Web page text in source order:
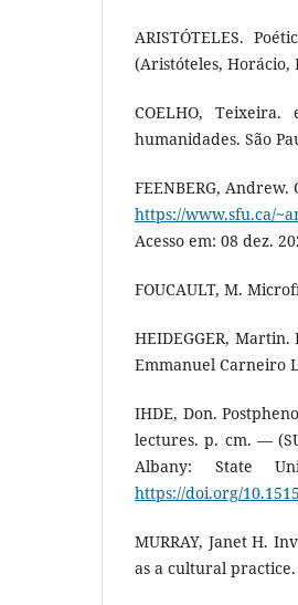
ARISTÓTELES.
(Aristóteles, Horácio,
COELHO,
humanidades. São
FEENBERG,
https://www.sfu.ca/
Acesso em: 08 dez.
FOUCAULT, M.
HEIDEGGER,
Emmanuel Carneiro
IHDE, Don.
lectures. p. cm. —
Albany: State
https://doi.org/
MURRAY, Janet H.
as a cultural